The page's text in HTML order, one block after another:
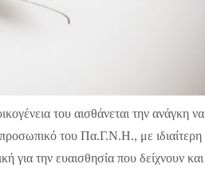
του αισθάνεται την ανάγκη να
προσωπικό του Πα.Γ.Ν.Η., με ιδιαίτερη
για την ευαισθησία που δείχνουν και